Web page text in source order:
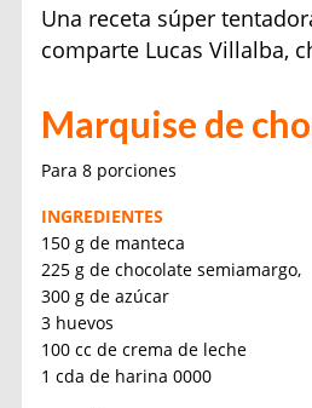
Una receta súper
comparte Lucas Villalba,
Marquise de
Para 8 porciones
INGREDIENTES
150 g de manteca
225 g de chocolate semiamargo,
300 g de azúcar
3 huevos
100 cc de crema de leche
1 cda de harina 0000